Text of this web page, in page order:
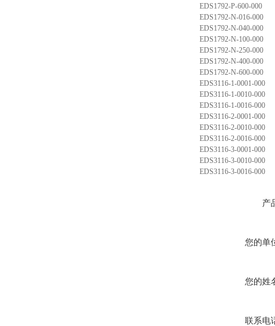
EDS1792-P-600-000
EDS1792-N-016-000
EDS1792-N-040-000
EDS1792-N-100-000
EDS1792-N-250-000
EDS1792-N-400-000
EDS1792-N-600-000
EDS3116-1-0001-000
EDS3116-1-0010-000
EDS3116-1-0016-000
EDS3116-2-0001-000
EDS3116-2-0010-000
EDS3116-2-0016-000
EDS3116-3-0001-000
EDS3116-3-0010-000
EDS3116-3-0016-000
产
您的单
您的姓
联系电